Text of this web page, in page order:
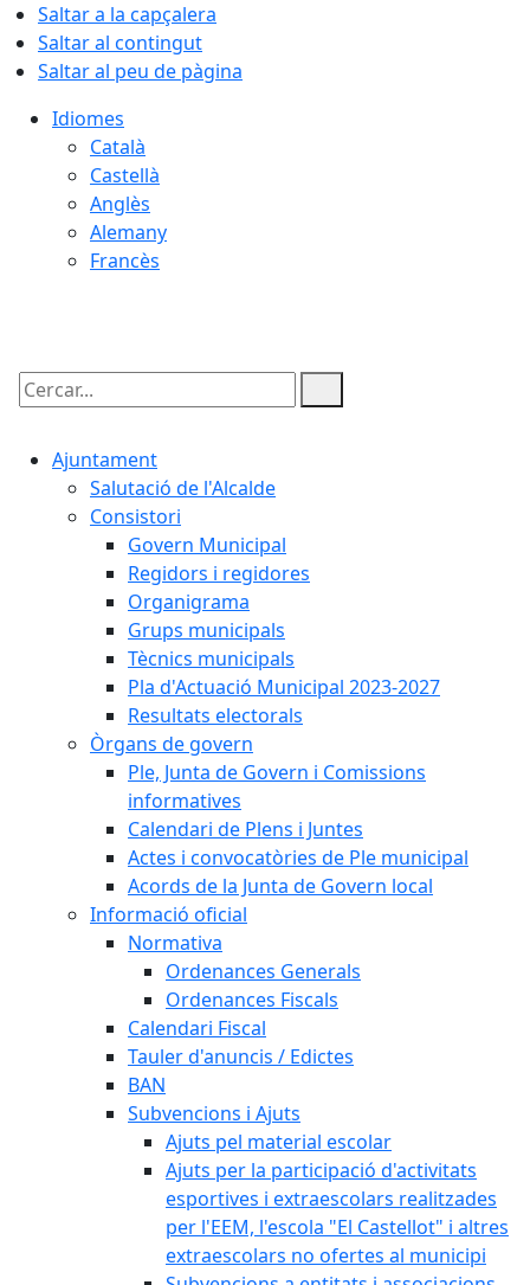
Saltar a la capçalera
Saltar al contingut
Saltar al peu de pàgina
Idiomes
Català
Castellà
Anglès
Alemany
Francès
Cercar:
Ajuntament
Salutació de l'Alcalde
Consistori
Govern Municipal
Regidors i regidores
Organigrama
Grups municipals
Tècnics municipals
Pla d'Actuació Municipal 2023-2027
Resultats electorals
Òrgans de govern
Ple, Junta de Govern i Comissions
informatives
Calendari de Plens i Juntes
Actes i convocatòries de Ple municipal
Acords de la Junta de Govern local
Informació oficial
Normativa
Ordenances Generals
Ordenances Fiscals
Calendari Fiscal
Tauler d'anuncis / Edictes
BAN
Subvencions i Ajuts
Ajuts pel material escolar
Ajuts per la participació d'activitats
esportives i extraescolars realitzades
per l'EEM, l'escola "El Castellot" i altres
extraescolars no ofertes al municipi